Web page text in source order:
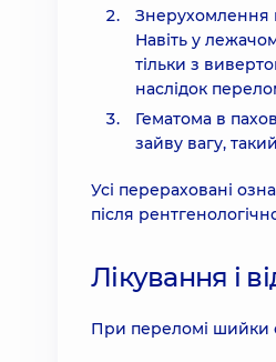
Знерухомлення
Навіть у
тільки з
наслідок
Гематома в
зайву вагу,
Усі перераховані
після
Лікування і
При переломі шийки